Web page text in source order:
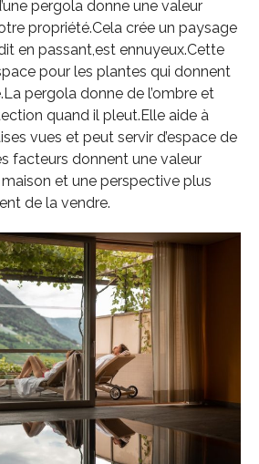
pergola donne une valeur
propriété.Cela crée un paysage
en passant,est ennuyeux.Cette
pour les plantes qui donnent
pergola donne de l’ombre et
quand il pleut.Elle aide à
vues et peut servir d’espace de
facteurs donnent une valeur
et une perspective plus
de la vendre.